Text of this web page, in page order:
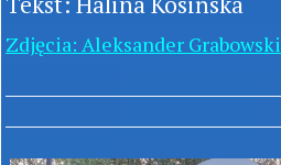
Zdjęcia: Aleksander Grabowski